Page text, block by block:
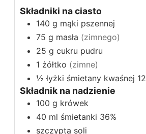
Składniki na ciasto
140 g mąki pszennej
75 g masła (zimnego)
25 g cukru pudru
1 żółtko (zimne)
½ łyżki śmietany kwaśnej
Składnik na nadzienie
100 g krówek
40 ml śmietanki 36%
szczypta soli